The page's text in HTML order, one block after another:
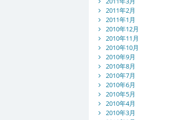
2011年2月
2011年1月
2010年12月
2010年11月
2010年10月
2010年9月
2010年8月
2010年7月
2010年6月
2010年5月
2010年4月
2010年3月